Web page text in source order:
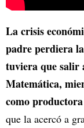
La crisis
padre perdiera
tuviera que salir
Matemática,
como
que la acercó a